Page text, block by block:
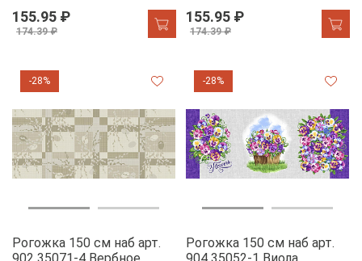
155.95 ₽
174.39 ₽
155.95 ₽
174.39 ₽
-28%
Рогожка 150 см наб арт.
-28%
Рогожка 150 см наб арт.